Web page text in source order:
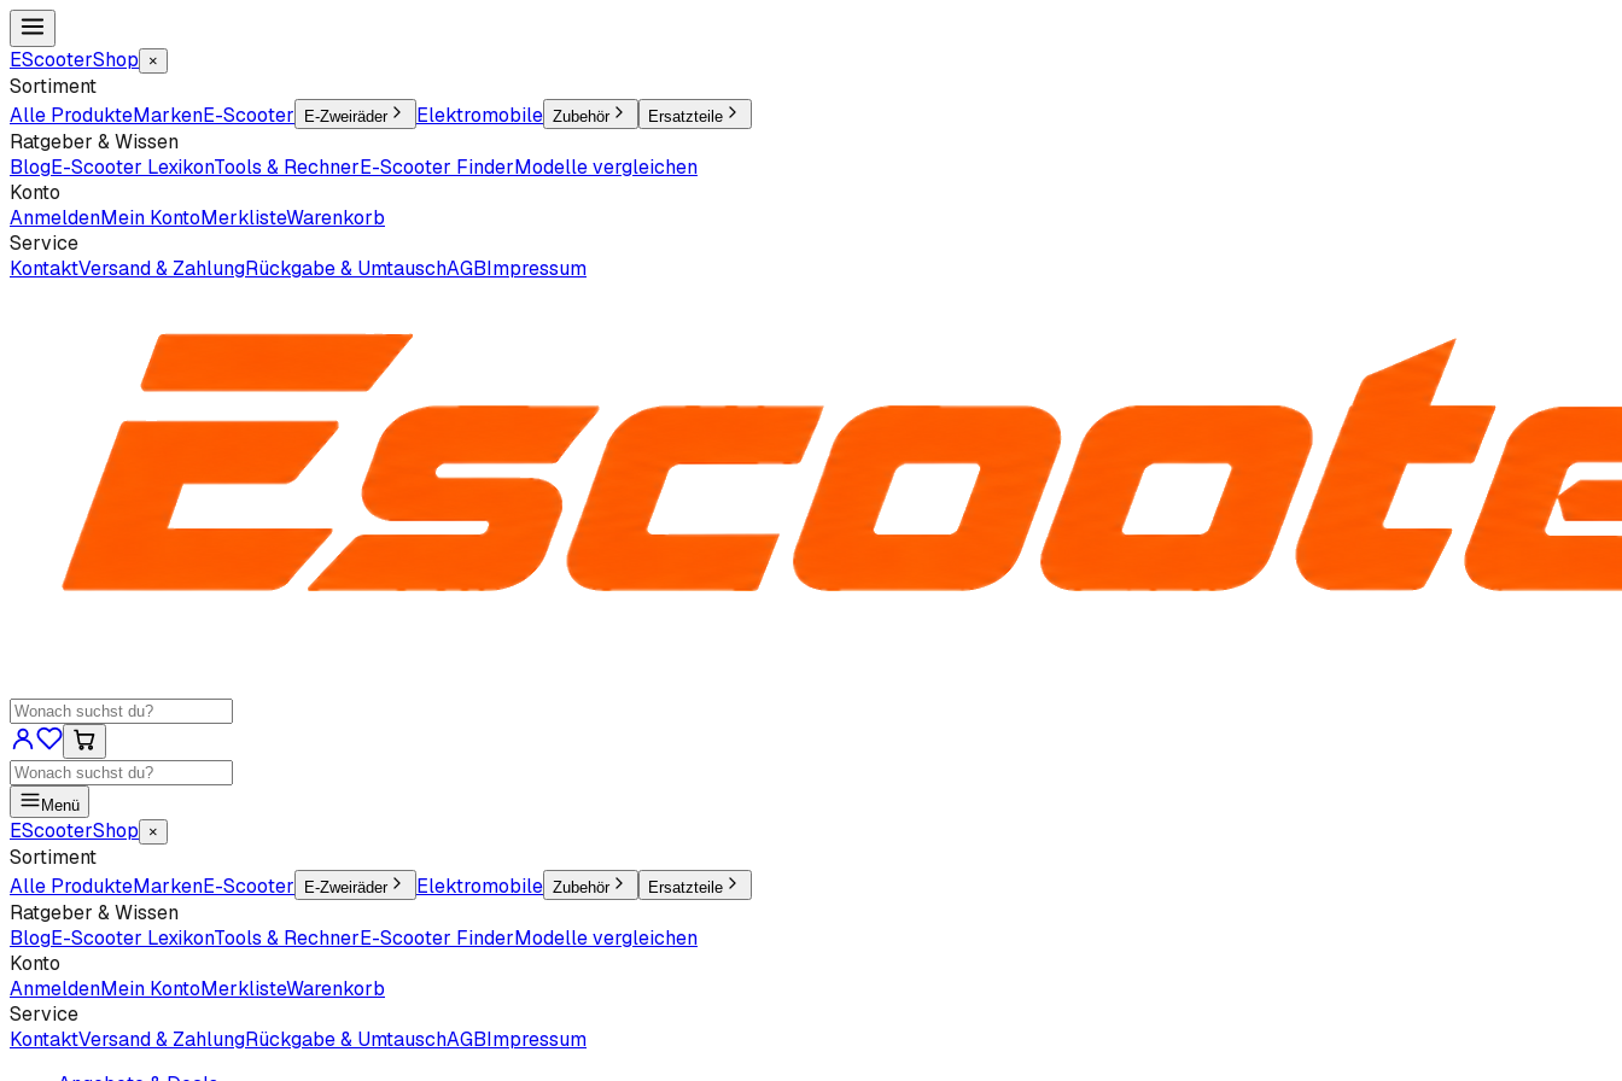
EScooterShop ×
Sortiment
Alle ProdukteMarkenE-Scooter E-Zweiräder Elektromobile Zubehör Ersatzteile
Ratgeber & Wissen
BlogE-Scooter LexikonTools & RechnerE-Scooter FinderModelle vergleichen
Konto
AnmeldenMein KontoMerklisteWarenkorb
Service
KontaktVersand & ZahlungRückgabe & UmtauschAGBImpressum
Menü
EScooterShop ×
Sortiment
Alle ProdukteMarkenE-Scooter E-Zweiräder Elektromobile Zubehör Ersatzteile
Ratgeber & Wissen
BlogE-Scooter LexikonTools & RechnerE-Scooter FinderModelle vergleichen
Konto
AnmeldenMein KontoMerklisteWarenkorb
Service
KontaktVersand & ZahlungRückgabe & UmtauschAGBImpressum